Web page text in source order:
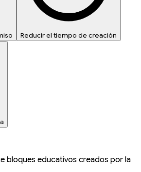
Reducir el tiempo de creación
bloques educativos creados por la